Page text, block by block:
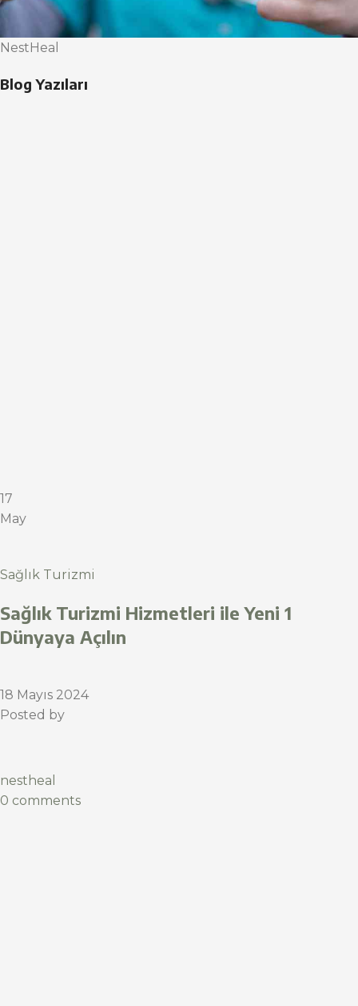
NestHeal
Blog Yazıları
17
May
Sağlık Turizmi
Sağlık Turizmi Hizmetleri ile Yeni 1
Dünyaya Açılın
18 Mayıs 2024
Posted by
nestheal
0 comments